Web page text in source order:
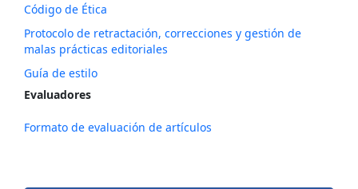
Código de Ética
Protocolo de retractación, correcciones y gestión de
malas prácticas editoriales
Guía de estilo
Evaluadores
Formato de evaluación de artículos